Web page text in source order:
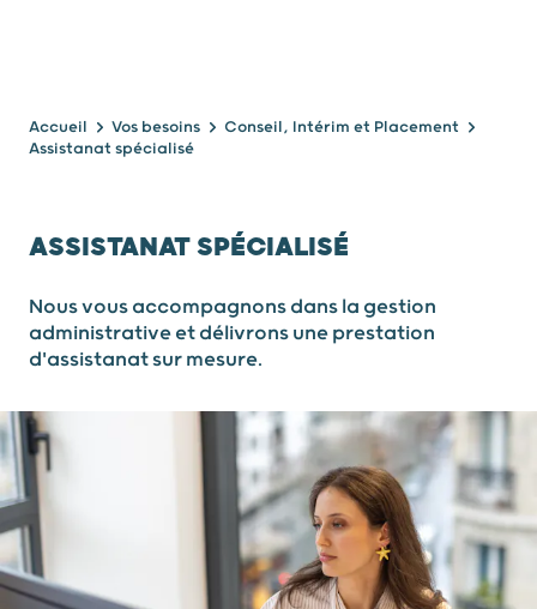
Accueil Vos besoins
Conseil, Intérim et Placement
Assistanat spécialisé
ASSISTANAT SPÉCIALISÉ
Nous vous accompagnons dans la gestion
administrative et délivrons une prestation
d'assistanat sur mesure.